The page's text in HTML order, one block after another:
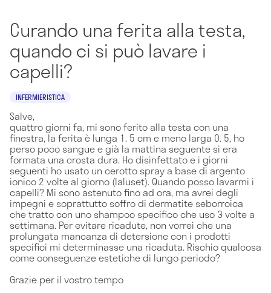
Curando una ferita alla testa,
quando ci si può lavare i
capelli?
INFERMIERISTICA
Salve,
quattro giorni fa, mi sono ferito alla testa con una
finestra, la ferita è lunga 1. 5 cm e meno larga 0. 5, ho
perso poco sangue e già la mattina seguente si era
formata una crosta dura. Ho disinfettato e i giorni
seguenti ho usato un cerotto spray a base di argento
ionico 2 volte al giorno (Ialuset). Quando posso lavarmi i
capelli? Mi sono astenuto fino ad ora, ma avrei degli
impegni e soprattutto soffro di dermatite seborroica
che tratto con uno shampoo specifico che uso 3 volte a
settimana. Per evitare ricadute, non vorrei che una
prolungata mancanza di detersione con i prodotti
specifici mi determinasse una ricaduta. Rischio qualcosa
come conseguenze estetiche di lungo periodo?
Grazie per il vostro tempo